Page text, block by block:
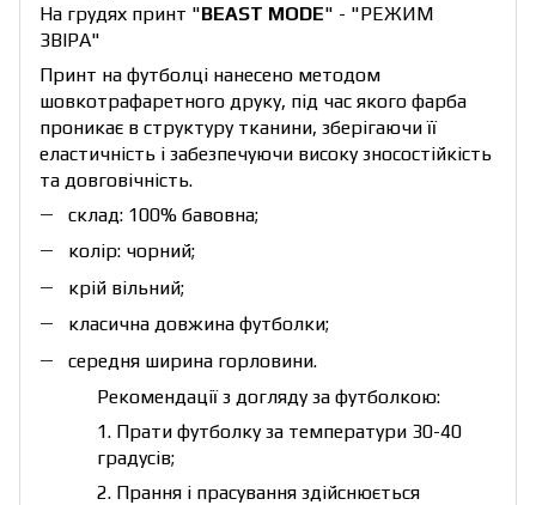
На грудях принт "BEAST MODE" - "РЕЖИМ
ЗВІРА"
Принт на футболці нанесено методом
шовкотрафаретного друку, під час якого фарба
проникає в структуру тканини, зберігаючи її
еластичність і забезпечуючи високу зносостійкість
та довговічність.
склад: 100% бавовна;
колір: чорний;
крій вільний;
класична довжина футболки;
середня ширина горловини.
Рекомендації з догляду за футболкою:
1. Прати футболку за температури 30-40
градусів;
2. Прання і прасування здійснюється